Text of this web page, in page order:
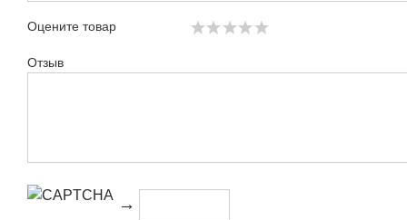
Оцените товар
Отзыв
→